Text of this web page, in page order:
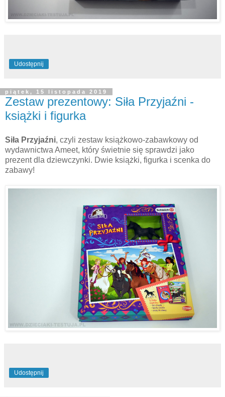
Udostępnij
piątek, 15 listopada 2019
Zestaw prezentowy: Siła Przyjaźni -
książki i figurka
Siła Przyjaźni, czyli zestaw książkowo-zabawkowy od
wydawnictwa Ameet, który świetnie się sprawdzi jako
prezent dla dziewczynki. Dwie książki, figurka i scenka do
zabawy!
Udostępnij